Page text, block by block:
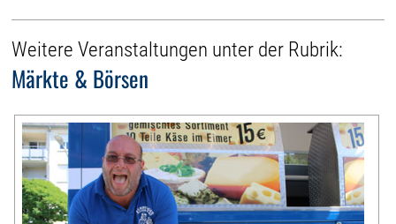
Weitere Veranstaltungen unter der Rubrik:
Märkte & Börsen